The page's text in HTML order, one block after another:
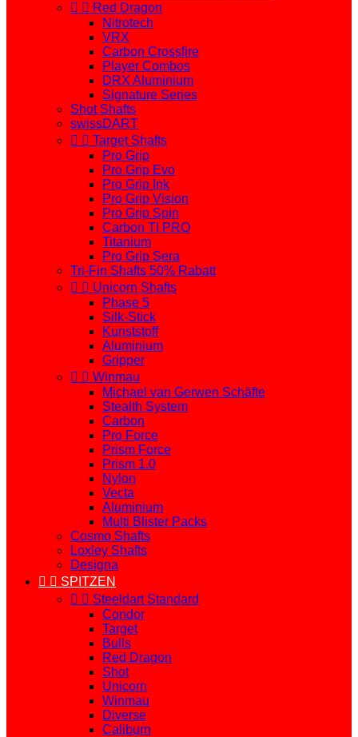
  Red Dragon
Nitrotech
VRX
Carbon Crossfire
Player Combos
DRX Aluminium
Signature Series
Shot Shafts
swissDART
  Target Shafts
Pro Grip
Pro Grip Evo
Pro Grip Ink
Pro Grip Vision
Pro Grip Spin
Carbon TI PRO
Titanium
Pro Grip Sera
Tri-Fin Shafts 50% Rabatt
  Unicorn Shafts
Phase 5
Silk-Stick
Kunststoff
Aluminium
Gripper
  Winmau
Michael van Gerwen Schäfte
Stealth System
Carbon
Pro Force
Prism Force
Prism 1.0
Nylon
Vecta
Aluminium
Multi Blister Packs
Cosmo Shafts
Loxley Shafts
Designa
  SPITZEN
  Steeldart Standard
Condor
Target
Bulls
Red Dragon
Shot
Unicorn
Winmau
Diverse
Caliburn